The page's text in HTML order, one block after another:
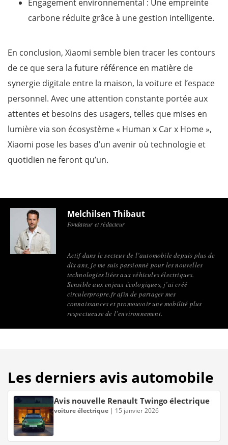
Engagement environnemental : Une empreinte
carbone réduite grâce à une gestion intelligente.
En conclusion, Xiaomi semble bien tracer les contours
de ce que sera la future référence en matière de
synergie digitale entre la maison, la voiture et l’espace
personnel. Avec une attention constante portée aux
attentes et besoins des usagers, telles que mises en
lumière via son écosystème « Human x Car x Home »,
Xiaomi pose les bases d’un avenir où technologie et
quotidien ne feront qu’un.
Melchilsen Thibaut
Fondateur et rédacteur
Actif dans le secteur de l’automobile depuis plus de
dix ans, je me suis passionné pour les nouvelles
technologies liées aux véhicules électriques.
Sensible aux enjeux écologiques, j’ai créé
circulerpropre.fr afin de partager mes
connaissances et promouvoir une mobilité plus
respectueuse de l’environnement.
Les derniers avis automobile
Avis nouvelle Renault Twingo électrique
voiture électrique | 15 janvier 2026